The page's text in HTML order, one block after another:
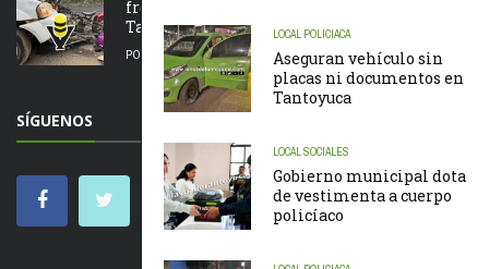
LOCAL POLICIACA
Aseguran vehículo sin
placas ni documentos en
Tantoyuca
LOCALSOCIALES
Gobierno municipal dota
de vestimenta a cuerpo
policíaco
frente contra una camioneta en la Álamo –
Tamazunchale
POR LA REDACCIÓN 05/08/2026
SÍGUENOS